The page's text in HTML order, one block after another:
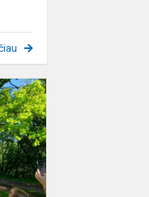
Vilniaus
miesto
pradinių
klasių
mokinių
pasakų
konkurso